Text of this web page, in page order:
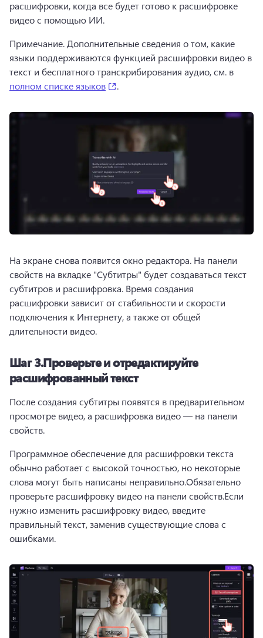
расшифровки, когда все будет готово к расшифровке
видео с помощью ИИ.
Примечание. Дополнительные сведения о том, какие
языки поддерживаются функцией расшифровки видео в
текст и бесплатного транскрибирования аудио, см. в
полном списке языков
(opens in a new tab)
.
На экране снова появится окно редактора. На панели
свойств на вкладке "Субтитры" будет создаваться текст
субтитров и расшифровка. Время создания
расшифровки зависит от стабильности и скорости
подключения к Интернету, а также от общей
длительности видео.
Шаг 3.Проверьте и отредактируйте
расшифрованный текст
После создания субтитры появятся в предварительном
просмотре видео, а расшифровка видео — на панели
свойств.
Программное обеспечение для расшифровки текста
обычно работает с высокой точностью, но некоторые
слова могут быть написаны неправильно.Обязательно
проверьте расшифровку видео на панели свойств.Если
нужно изменить расшифровку видео, введите
правильный текст, заменив существующие слова с
ошибками.